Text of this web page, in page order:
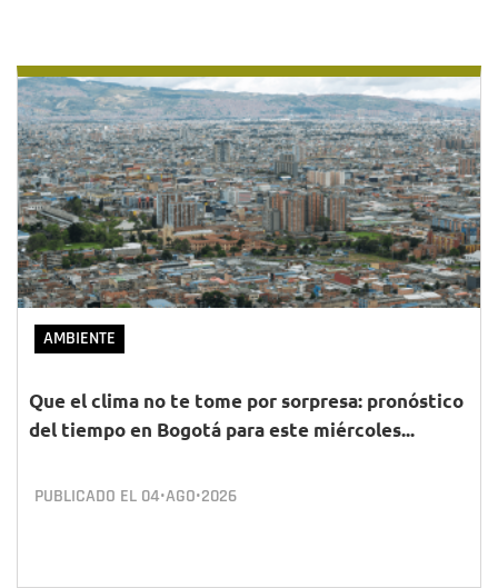
AMBIENTE
Que el clima no te tome por sorpresa: pronóstico
del tiempo en Bogotá para este miércoles...
PUBLICADO EL 04•AGO•2026